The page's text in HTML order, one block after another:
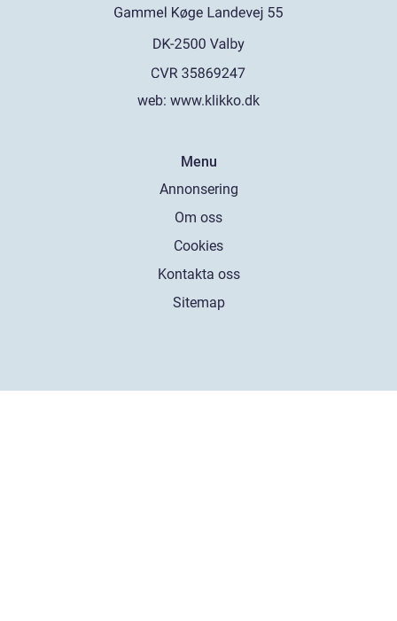
web: www.klikko.dk
Menu
Annonsering
Om oss
Cookies
Kontakta oss
Sitemap